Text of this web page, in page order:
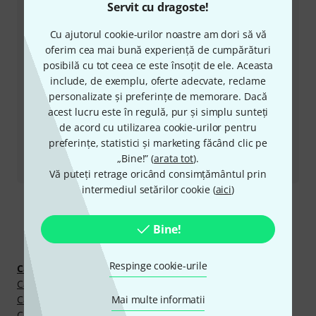
Servit cu dragoste!
Cu ajutorul cookie-urilor noastre am dori să vă
oferim cea mai bună experiență de cumpărături
posibilă cu tot ceea ce este însoțit de ele. Aceasta
include, de exemplu, oferte adecvate, reclame
personalizate și preferințe de memorare. Dacă
acest lucru este în regulă, pur și simplu sunteți
de acord cu utilizarea cookie-urilor pentru
preferințe, statistici și marketing făcând clic pe
„Bine!” (arata tot).
Vă puteți retrage oricând consimțământul prin
intermediul setărilor cookie (aici)
Bine!
Respinge cookie-urile
Mai multe informatii
din Europa Centrală)
Solicită să fii contactat
Alte moduri de a ne contacta
Returnează produs
Toate contactele
Descoperă mai mult
Cabluri &#351;i Mufe
Cabluri Patch
Cabluri de Instrumente